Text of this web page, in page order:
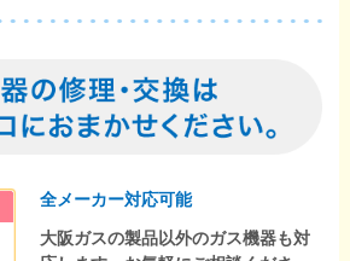
全メーカー対応可能
大阪ガスの製品以外のガス機器も対